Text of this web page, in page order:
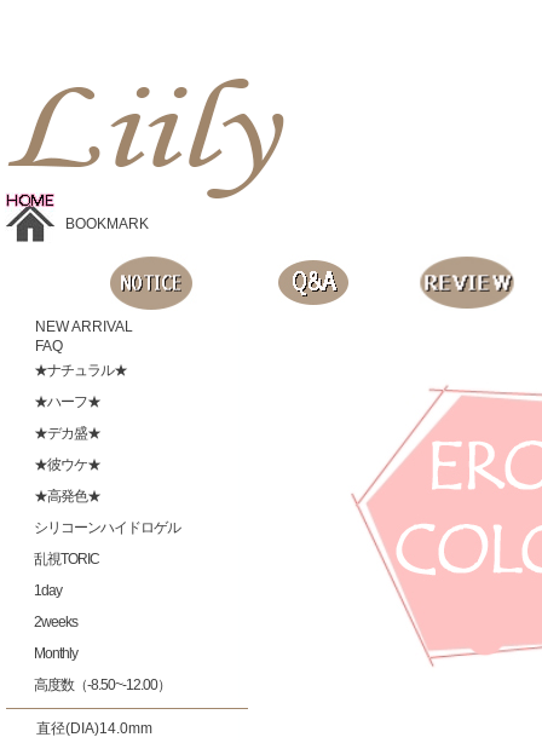
BOOKMARK
NEW ARRIVAL
FAQ
★ナチュラル★
★ハーフ★
★デカ盛★
★彼ウケ★
★高発色★
シリコーンハイドロゲル
乱視TORIC
1day
2weeks
Monthly
高度数（-8.50~-12.00）
直径(DIA)14.0mm